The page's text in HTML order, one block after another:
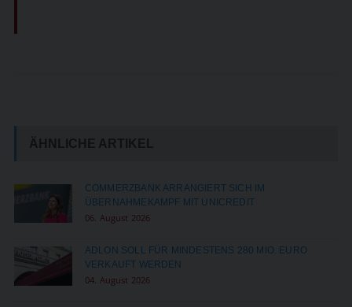
ÄHNLICHE ARTIKEL
COMMERZBANK ARRANGIERT SICH IM
ÜBERNAHMEKAMPF MIT UNICREDIT
06. August 2026
ADLON SOLL FÜR MINDESTENS 280 MIO. EURO
VERKAUFT WERDEN
04. August 2026